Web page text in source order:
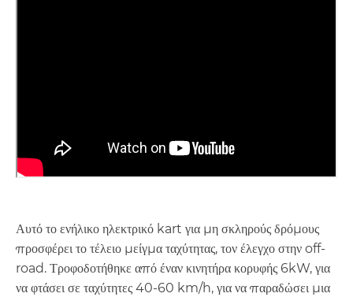
Αυτό το ενήλικο ηλεκτρικό kart για μη σκληρούς δρόμους
προσφέρει το τέλειο μείγμα ταχύτητας, τον έλεγχο στην off-
road. Τροφοδοτήθηκε από έναν κινητήρα κορυφής 6kW, για
να φτάσει σε ταχύτητες 40-60 km/h, για να παραδώσει μια